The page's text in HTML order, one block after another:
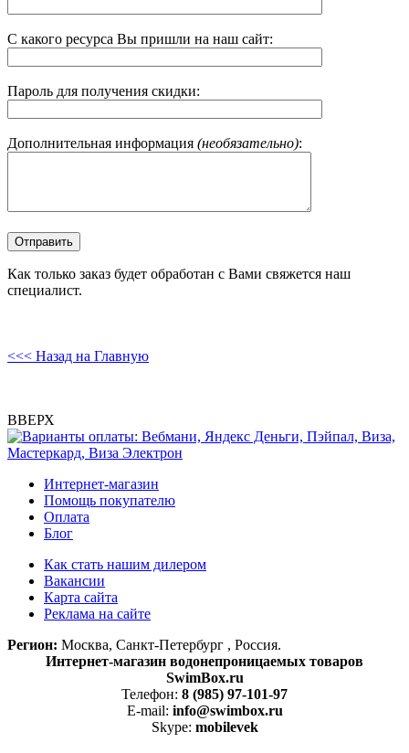
С какого ресурса Вы пришли на наш сайт:
Пароль для получения скидки:
Дополнительная информация (необязательно):
Как только заказ будет обработан с Вами свяжется наш
специалист.
<<< Назад на Главную
ВВЕРХ
Интернет-магазин
Помощь покупателю
Оплата
Блог
Как стать нашим дилером
Вакансии
Карта сайта
Реклама на сайте
Регион: Москва, Санкт-Петербург , Россия.
Интернет-магазин водонепроницаемых товаров
SwimBox.ru
Телефон: 8 (985) 97-101-97
E-mail: info@swimbox.ru
Skype: mobilevek